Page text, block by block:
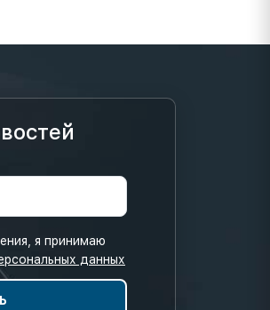
я принимаю
данных